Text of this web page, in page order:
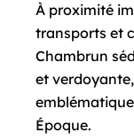
À proximité
transports et
Chambrun
et
Époque.